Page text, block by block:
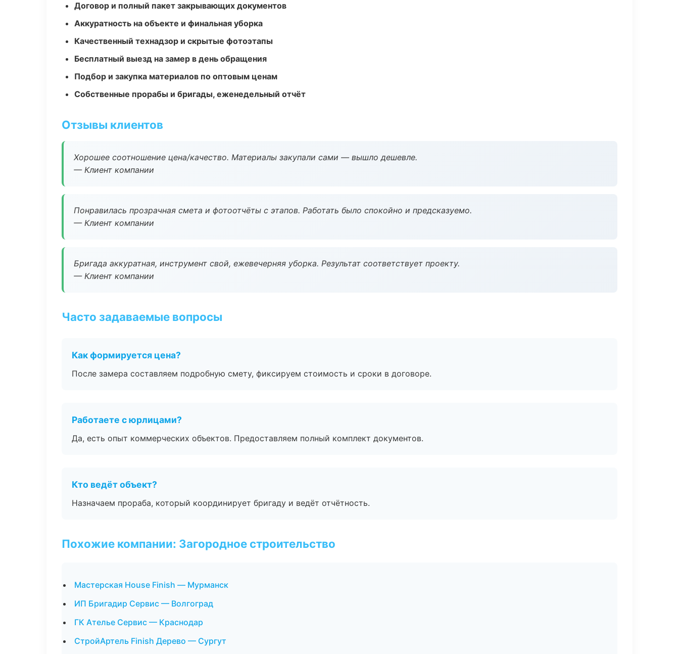
Договор и полный пакет закрывающих документов
Аккуратность на объекте и финальная уборка
Качественный технадзор и скрытые фотоэтапы
Бесплатный выезд на замер в день обращения
Подбор и закупка материалов по оптовым ценам
Собственные прорабы и бригады, еженедельный отчёт
Отзывы клиентов
Хорошее соотношение цена/качество. Материалы закупали сами — вышло дешевле.
— Клиент компании
Понравилась прозрачная смета и фотоотчёты с этапов. Работать было спокойно и предсказуемо.
— Клиент компании
Бригада аккуратная, инструмент свой, ежевечерняя уборка. Результат соответствует проекту.
— Клиент компании
Часто задаваемые вопросы
Как формируется цена?
После замера составляем подробную смету, фиксируем стоимость и сроки в договоре.
Работаете с юрлицами?
Да, есть опыт коммерческих объектов. Предоставляем полный комплект документов.
Кто ведёт объект?
Назначаем прораба, который координирует бригаду и ведёт отчётность.
Похожие компании: Загородное строительство
Мастерская House Finish — Мурманск
ИП Бригадир Сервис — Волгоград
ГК Ателье Сервис — Краснодар
СтройАртель Finish Дерево — Сургут